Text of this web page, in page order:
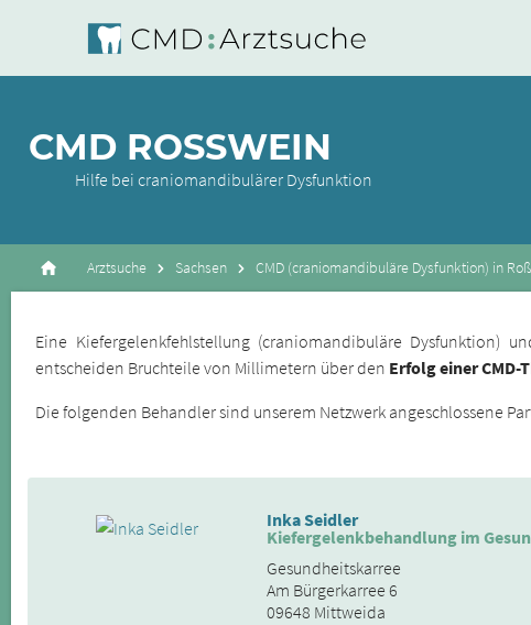
CMD ROSSWEIN
Hilfe bei craniomandibulärer Dysfunktion
Arztsuche Sachsen CMD (craniomandibuläre Dysfunktion) in
Eine Kiefergelenkfehlstellung (craniomandibuläre Dysfunktion)
entscheiden Bruchteile von Millimetern über den Erfolg einer CMD-
Die folgenden Behandler sind unserem Netzwerk angeschlossene
Inka Seidler
Kiefergelenkbehandlung im
Gesundheitskarree
Am Bürgerkarree 6
09648 Mittweida